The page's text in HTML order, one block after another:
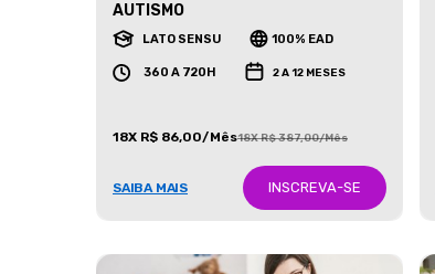
AUTISMO
LATO SENSU 100% EAD
360 A 720H 2 A 12 MESES
18X R$ 86,00/Mês18X R$ 387,00/Mês
SAIBA MAIS INSCREVA-SE